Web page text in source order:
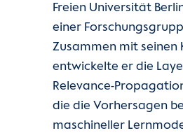
Freien Universität
einer
Zusammen mit seinen
entwickelte er die
Relevance-
die die Vorhersagen
maschineller